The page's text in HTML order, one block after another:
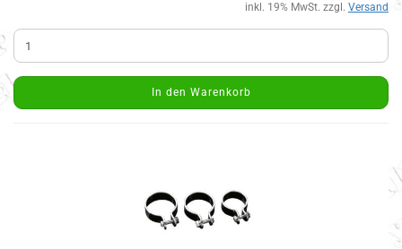
inkl. 19% MwSt. zzgl. Versand
In den Warenkorb